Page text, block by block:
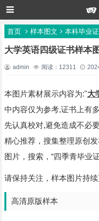
首页 样本图文 本科毕业证
大学英语四级证书样本
admin 阅读：12311
本图片素材展示内容为:"大
中内容仅为参考,证书上有
先认真校对,避免造成不必
精心推荐，搜集整理原创
图片，搜索，“四季青毕业
请保持关注，样本图片持续
高清原版样本